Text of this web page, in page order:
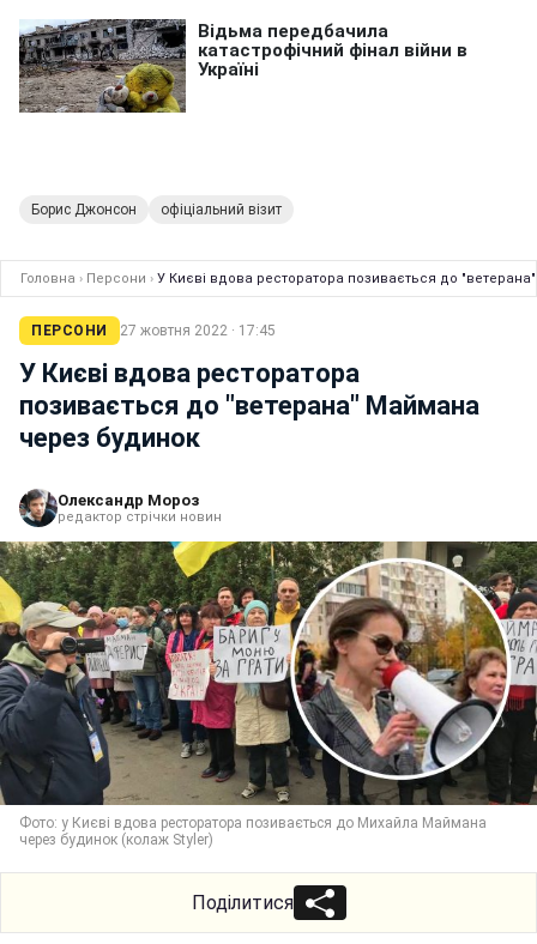
Борис Джонсон офіціальний візит
Головна › Персони › У Києві вдова ресторатора позивається до
ПЕРСОНИ 27 жовтня 2022 · 17:45
У Києві вдова ресторатора
позивається до "ветерана" Маймана
через будинок
Олександр Мороз
редактор стрічки новин
Фото: у Києві вдова ресторатора позивається до Михайла Маймана
через будинок (колаж Styler)
Поділитися